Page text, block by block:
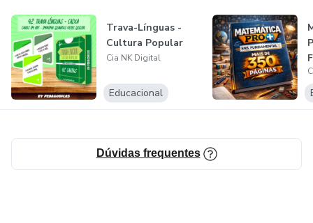
Trava-Línguas -
Cultura Popular
Cia NK Digital
Educacional
Dúvidas frequentes